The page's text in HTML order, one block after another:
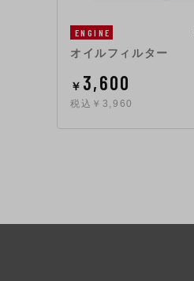
ENGINE
オイルフィルター
￥ 3,600
税込￥3,960